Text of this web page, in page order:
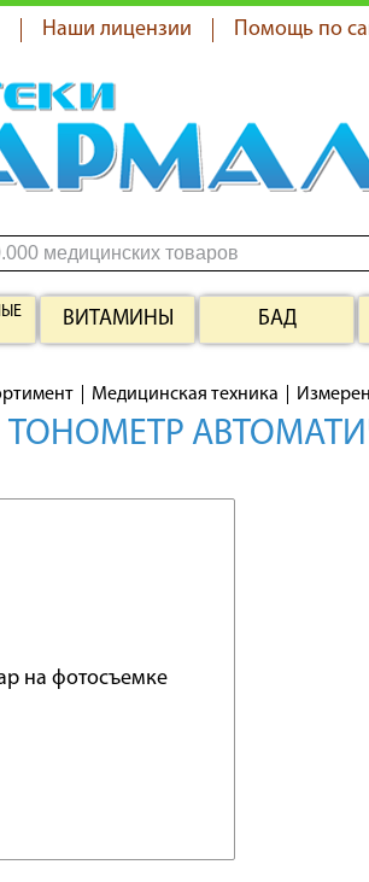
Наши лицензии Помощь по
ВИТАМИНЫ БАД
Медицинская техника
ТОНОМЕТР